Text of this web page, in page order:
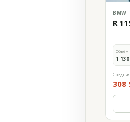
BMW
R
Объём
1
308